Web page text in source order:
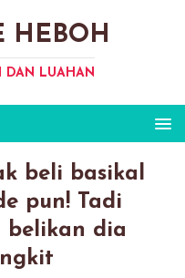
HEBOH
DAN LUAHAN
beli basikal
pun! Tadi
belikan dia